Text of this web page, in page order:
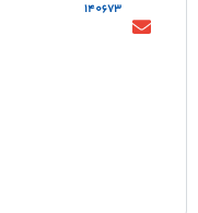
140673